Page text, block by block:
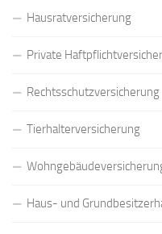
Hausratversicherung
Private
Rechtsschutzversicherung
Tierhalterversicherung
Haus- und